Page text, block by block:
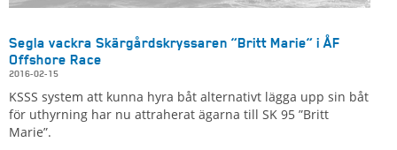
Segla vackra Skärgårdskryssaren ”Britt Marie” i ÅF
Offshore Race
2016-02-15
KSSS system att kunna hyra båt alternativt lägga upp sin båt
för uthyrning har nu attraherat ägarna till SK 95 ”Britt
Marie”.